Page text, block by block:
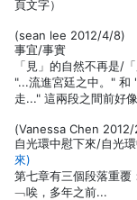
頁文字）
(sean lee 2012/4/8)
事宜/事實
「見」的自然不再是/
"...流進宮廷之中。" 和
走..." 這兩段之間前好
(Vanessa Chen
自光環中慰下來/自光
來)
第七章有三個段落重覆
﹁唉，多年之前...